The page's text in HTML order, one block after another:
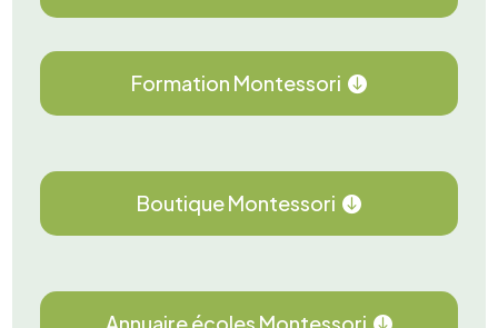
Formation Montessori
Boutique Montessori
Annuaire écoles Montessori